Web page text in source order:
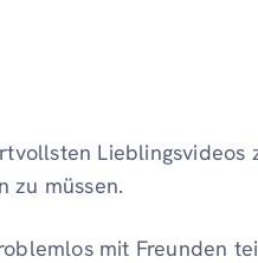
Lieblingsvideos
zu müssen.
mit Freunden